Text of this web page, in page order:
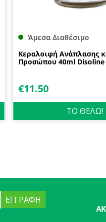
Άμεσα Διαθέσιμο
Κεραλοιφή Ανάπλασης
Προσώπου 40ml Disoline
€11.50
ΤΟ ΘΕΛΩ!
ΕΓΓΡΑΦΉ